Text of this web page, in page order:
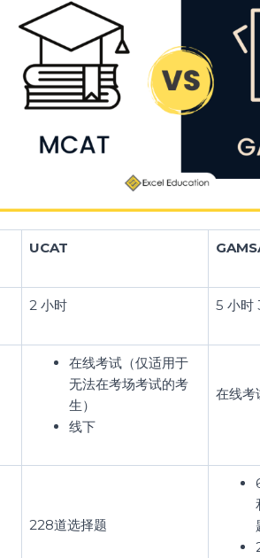
UCAT
2 小时 5 小时
在线考试（仅适用于
无法在考场考试的考
生）
线下
在线考
228道选择题